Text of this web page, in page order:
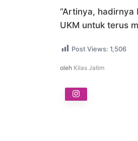
“Artinya, hadirnya
UKM untuk terus
Post Views: 1,506
oleh Kilas Jatim